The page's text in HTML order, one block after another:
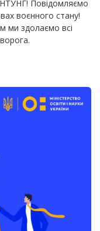
Повідомляємо
воєнного стану!
ми здолаємо всі